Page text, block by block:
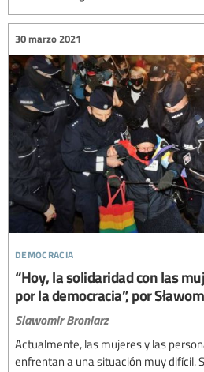
democracia
30 marzo 2021
“Hoy, la solidaridad con las
por la democracia”, por
Slawomir Broniarz
Actualmente, las mujeres y las
enfrentan a una situación muy difícil.